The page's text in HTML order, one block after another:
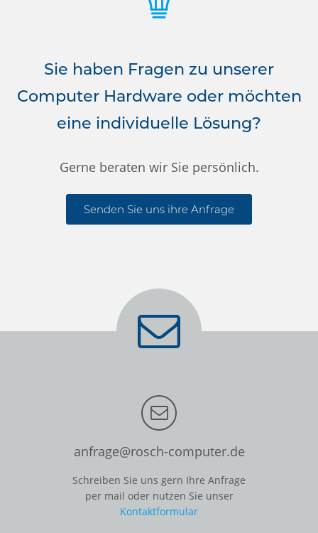
Sie haben Fragen zu unserer
Computer Hardware oder möchten
eine individuelle Lösung?
Gerne beraten wir Sie persönlich.
Senden Sie uns ihre Anfrage
anfrage@rosch-computer.de
Schreiben Sie uns gern Ihre Anfrage
per mail oder nutzen Sie unser
Kontaktformular